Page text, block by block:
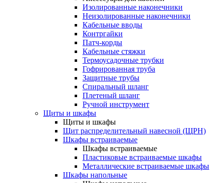
Изолированные наконечники
Неизолированные наконечники
Кабельные вводы
Контргайки
Патч-корды
Кабельные стяжки
Термоусадочные трубки
Гофрированная труба
Защитные трубы
Спиральный шланг
Плетеный шланг
Ручной инструмент
Щиты и шкафы
Щиты и шкафы
Щит распределительный навесной (ЩРН)
Шкафы встраиваемые
Шкафы встраиваемые
Пластиковые встраиваемые шкафы
Металлические встраиваемые шкафы
Шкафы напольные